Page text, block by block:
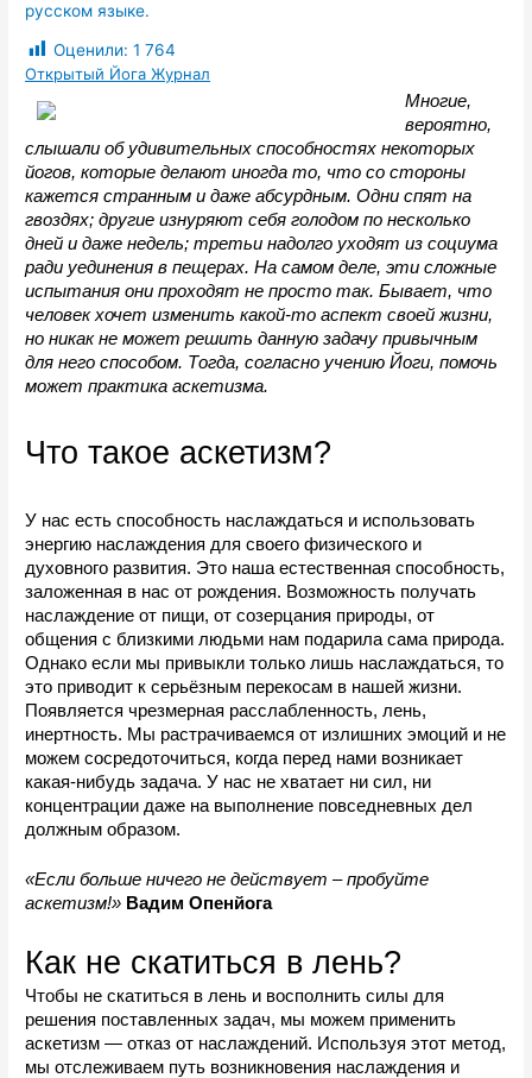
русском языке.
Оценили: 1 764
Открытый Йога Журнал
Многие,
вероятно,
слышали об удивительных способностях некоторых
йогов, которые делают иногда то, что со стороны
кажется странным и даже абсурдным. Одни спят на
гвоздях; другие изнуряют себя голодом по несколько
дней и даже недель; третьи надолго уходят из социума
ради уединения в пещерах. На самом деле, эти сложные
испытания они проходят не просто так. Бывает, что
человек хочет изменить какой-то аспект своей жизни,
но никак не может решить данную задачу привычным
для него способом. Тогда, согласно учению Йоги, помочь
может практика аскетизма.
Что такое аскетизм?
У нас есть способность наслаждаться и использовать
энергию наслаждения для своего физического и
духовного развития. Это наша естественная способность,
заложенная в нас от рождения. Возможность получать
наслаждение от пищи, от созерцания природы, от
общения с близкими людьми нам подарила сама природа.
Однако если мы привыкли только лишь наслаждаться, то
это приводит к серьёзным перекосам в нашей жизни.
Появляется чрезмерная расслабленность, лень,
инертность. Мы растрачиваемся от излишних эмоций и не
можем сосредоточиться, когда перед нами возникает
какая-нибудь задача. У нас не хватает ни сил, ни
концентрации даже на выполнение повседневных дел
должным образом.
«Если больше ничего не действует – пробуйте
аскетизм!» Вадим Опенйога
Как не скатиться в лень?
Чтобы не скатиться в лень и восполнить силы для
решения поставленных задач, мы можем применить
аскетизм — отказ от наслаждений. Используя этот метод,
мы отслеживаем путь возникновения наслаждения и